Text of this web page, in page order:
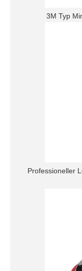
3M Typ
Professioneller